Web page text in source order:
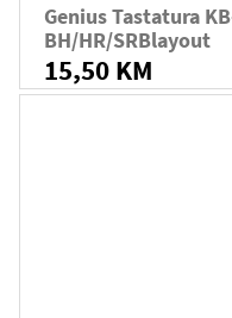
Genius Tastatura
BH/HR/SRBlayout
15,50 KM